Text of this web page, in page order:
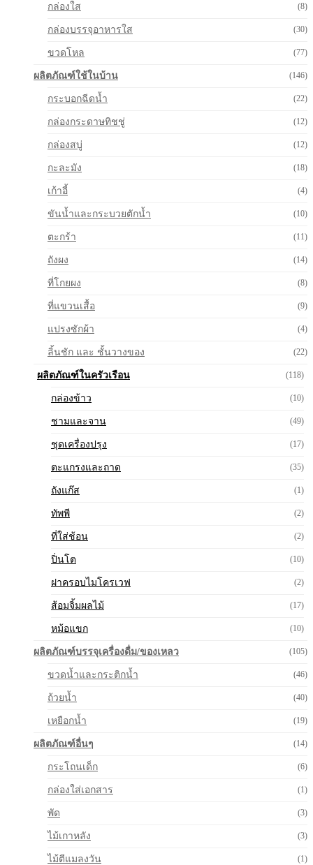
กล่องใส (8)
กล่องบรรจุอาหารใส (30)
ขวดโหล (77)
ผลิตภัณฑ์ใช้ในบ้าน (146)
กระบอกฉีดน้ำ (22)
กล่องกระดาษทิชชู่ (12)
กล่องสบู่ (12)
กะละมัง (18)
เก้าอี้ (4)
ขันน้ำและกระบวยตักน้ำ (10)
ตะกร้า (11)
ถังผง (14)
ที่โกยผง (8)
ที่แขวนเสื้อ (9)
แปรงซักผ้า (4)
ลิ้นชัก และ ชั้นวางของ (22)
ผลิตภัณฑ์ในครัวเรือน (118)
กล่องข้าว (10)
ชามและจาน (49)
ชุดเครื่องปรุง (17)
ตะแกรงและถาด (35)
ถังแก๊ส (1)
ทัพพี (2)
ที่ใส่ช้อน (2)
ปิ่นโต (10)
ฝาครอบไมโครเวฟ (2)
ส้อมจิ้มผลไม้ (17)
หม้อแขก (10)
ผลิตภัณฑ์บรรจุเครื่องดื่ม/ของเหลว (105)
ขวดน้ำและกระติกน้ำ (46)
ถ้วยน้ำ (40)
เหยือกน้ำ (19)
ผลิตภัณฑ์อื่นๆ (14)
กระโถนเด็ก (6)
กล่องใส่เอกสาร (1)
พัด (3)
ไม้เกาหลัง (3)
ไม้ตีแมลงวัน (1)